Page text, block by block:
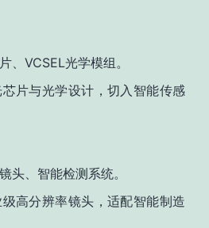
、 VCSEL光学模组。
芯片与光学设计，切入智能传感
头、智能检测系统。
级高分辨率镜头，适配智能制造